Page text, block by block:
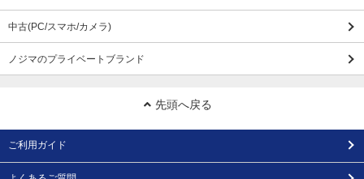
中古(PC/スマホ/カメラ)
ノジマのプライベートブランド
先頭へ戻る
ご利用ガイド